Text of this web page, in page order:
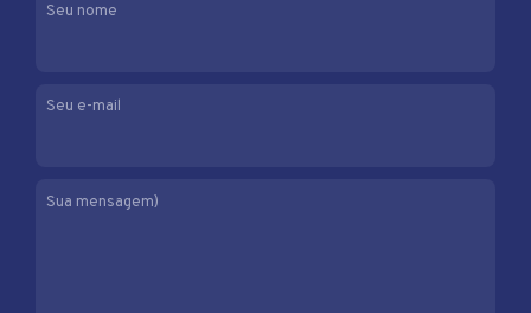
Seu nome
Seu e-mail
Sua mensagem)